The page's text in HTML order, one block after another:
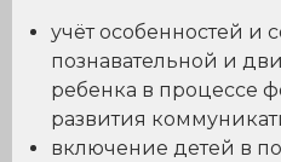
учёт особенностей и
познавательной и
ребенка в процессе
развития
включение детей в